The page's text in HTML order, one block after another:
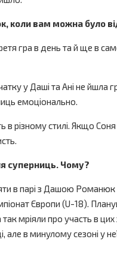
коли вам можна було
гра в день та й ще
у Даші та Ані не йшла
емоціонально.
різному стилі. Якщо
суперниць. Чому?
в парі з Дашою
Європи (U-18).
мріяли про участь в
але в минулому